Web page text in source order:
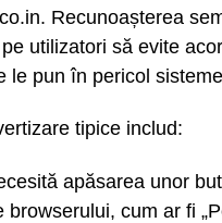
Recunoașterea
utilizatori să evite
le pun în pericol
tipice includ:
apăsarea unor
browserului, cum ar fi